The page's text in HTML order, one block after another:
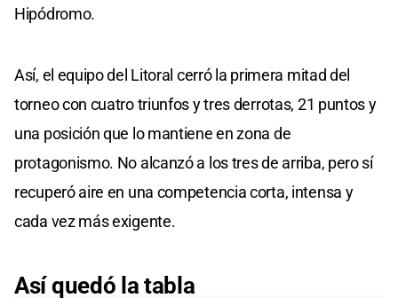
Hipódromo.
Así, el equipo del Litoral cerró la primera mitad del
torneo con cuatro triunfos y tres derrotas, 21 puntos y
una posición que lo mantiene en zona de
protagonismo. No alcanzó a los tres de arriba, pero sí
recuperó aire en una competencia corta, intensa y
cada vez más exigente.
Así quedó la tabla